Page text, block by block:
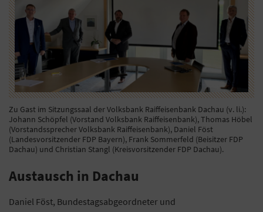
Zu Gast im Sitzungssaal der Volksbank Raiffeisenbank Dachau (v. li.):
Johann Schöpfel (Vorstand Volksbank Raiffeisenbank), Thomas Höbel
(Vorstandssprecher Volksbank Raiffeisenbank), Daniel Föst
(Landesvorsitzender FDP Bayern), Frank Sommerfeld (Beisitzer FDP
Dachau) und Christian Stangl (Kreisvorsitzender FDP Dachau).
Austausch in Dachau
Daniel Föst, Bundestagsabgeordneter und